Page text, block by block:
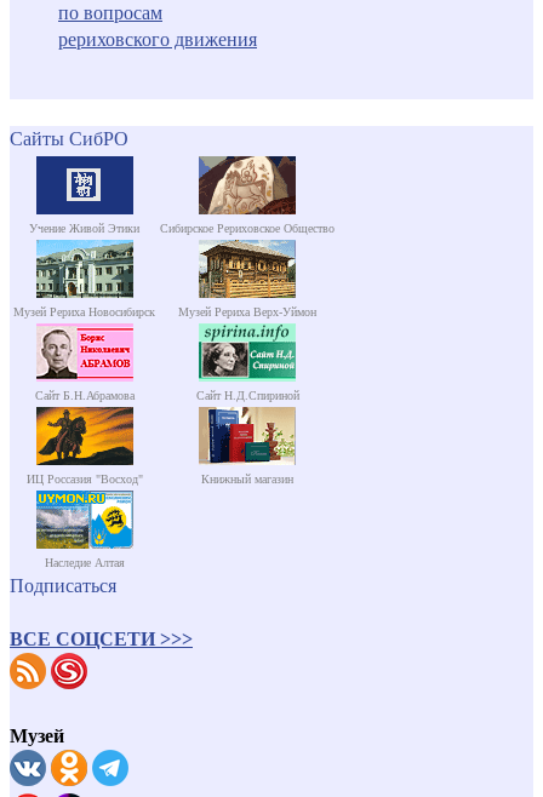
по вопросам
рериховского движения
Сайты СибРО
Учение Живой Этики Сибирское Рериховское Общество
Музей Рериха Новосибирск Музей Рериха Верх-Уймон
Сайт Б.Н.Абрамова Сайт Н.Д.Спириной
ИЦ Россазия "Восход" Книжный магазин
Наследие Алтая
Подписаться
ВСЕ СОЦСЕТИ >>>
Музей